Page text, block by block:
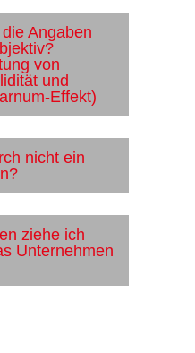
Angaben
von
und
Effekt)
nicht ein
ziehe ich
Unternehmen